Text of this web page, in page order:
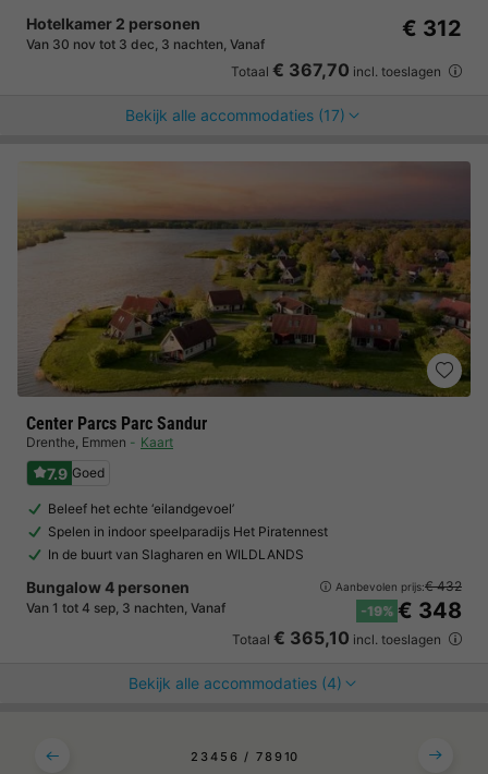
Hotelkamer 2 personen
Van 30 nov tot 3 dec, 3 nachten, Vanaf
€ 312
Totaal € 367,70 incl. toeslagen
Bekijk alle accommodaties (17)
Center Parcs Parc Sandur
Drenthe, Emmen Kaart
7.9 Goed
Beleef het echte ‘eilandgevoel’
Spelen in indoor speelparadijs Het Piratennest
In de buurt van Slagharen en WILDLANDS
Bungalow 4 personen
Van 1 tot 4 sep, 3 nachten, Vanaf
Aanbevolen prijs:€ 432
-19% € 348
Totaal € 365,10 incl. toeslagen
Bekijk alle accommodaties (4)
2 3 4 5 6 7 8 910